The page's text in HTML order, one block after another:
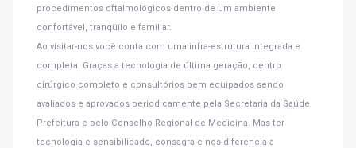
procedimentos oftalmológicos dentro de um ambiente
confortável, tranqüilo e familiar.
Ao visitar-nos você conta com uma infra-estrutura integrada e
completa. Graças a tecnologia de última geração, centro
cirúrgico completo e consultórios bem equipados sendo
avaliados e aprovados periodicamente pela Secretaria da Saúde,
Prefeitura e pelo Conselho Regional de Medicina. Mas ter
tecnologia e sensibilidade, consagra e nos diferencia a